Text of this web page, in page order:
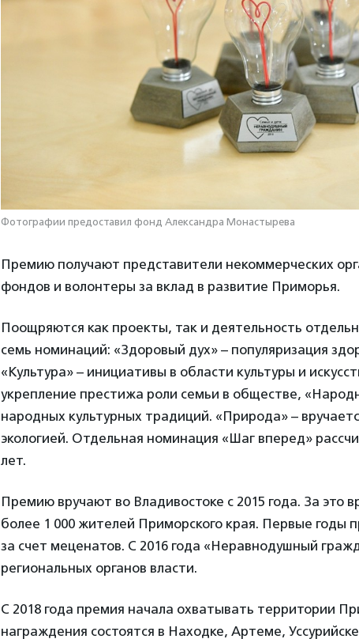
Фотографии предоставил фонд Александра Монастырева
Премию получают представители некоммерческих
фондов и волонтеры за вклад в развитие Приморья.
Поощряются как проекты, так и деятельность
семь номинаций: «Здоровый дух» – популяризация
«Культура» – инициативы в области культуры и
укрепление престижа роли семьи в обществе,
народных культурных традиций. «Природа» –
экологией. Отдельная номинация «Шаг вперед»
лет.
Премию вручают во Владивостоке с 2015 года. За это
более 1 000 жителей Приморского края. Первые годы
за счет меценатов. С 2016 года «Неравнодушный
региональных органов власти.
С 2018 года премия начала охватывать территории
награждения состоятся в Находке, Артеме,